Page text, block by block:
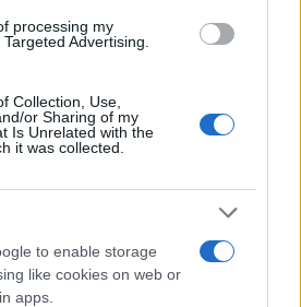
processing my
Advertising.
Collection, Use,
or Sharing of my
Is Unrelated with the
it was collected.
to enable storage
like cookies on web or
apps.
menù del sito o
Notizie Arzachena
On Line Gallura